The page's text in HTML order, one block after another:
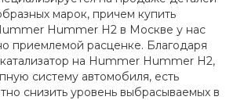
марок, причем купить
Hummer H2 в Москве у нас
приемлемой расценке. Благодаря
на Hummer Hummer H2,
систему автомобиля, есть
снизить уровень выбрасываемых в